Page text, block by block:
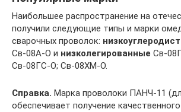
Наибольшее распространение на
получили следующие типы и марки
сварочных проволок:
Св-08А-О и низколегированные Св-
Св-08ГС-О; Св-08ХМ-О.
Справка. Марка проволоки ПАНЧ-11
обеспечивает получение